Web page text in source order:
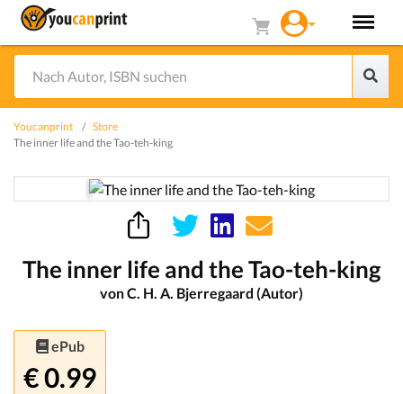
Youcanprint
Store
The inner life and the Tao-teh-king
The inner life and the Tao-teh-king
von C. H. A. Bjerregaard (Autor)
ePub
€ 0.99